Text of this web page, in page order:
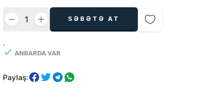
SƏBƏTƏ AT
.
ANBARDA VAR
Paylaş: